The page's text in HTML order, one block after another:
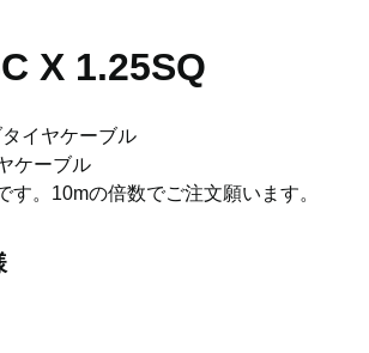
X 1.25SQ
イヤケーブル
ケーブル
す。10mの倍数でご注文願います。